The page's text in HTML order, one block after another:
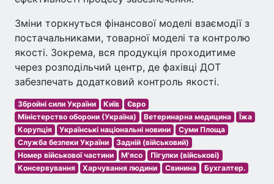
Зміни торкнуться фінансової моделі взаємодії з
постачальниками, товарної моделі та контролю
якості. Зокрема, вся продукція проходитиме
через розподільчий центр, де фахівці ДОТ
забезпечать додатковий контроль якості.
Збройні сили України Київ
Євро
Міністерство оборони (Україна)
Ветеринарна медицина
Їжа
Корупція
Українські національні новини
Суми Площа
Служба безпеки України
Задній (військовий)
Номер військової частини
М'ясо
Пігулки (військові)
Консервування
Харчування людини Свинина Бухгалтер.